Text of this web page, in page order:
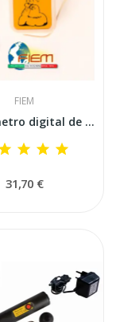
FIEM
Termómetro digital de precisión Fiem Check Up...
31,70 €